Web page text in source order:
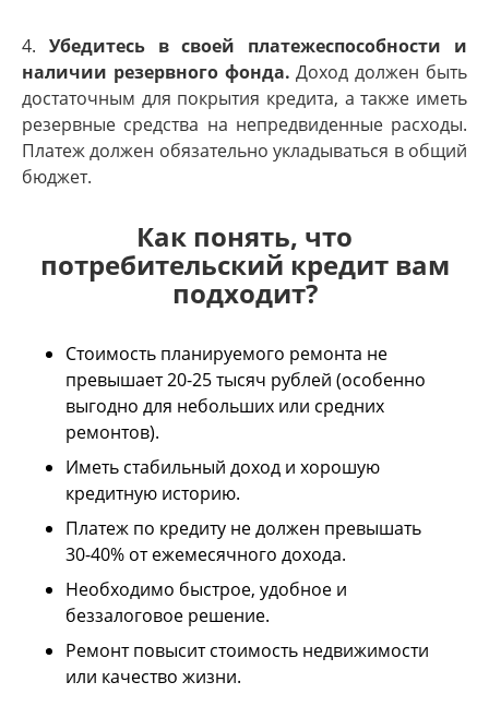
4. Убедитесь в своей платежеспособности и
наличии резервного фонда. Доход должен быть
достаточным для покрытия кредита, а также иметь
резервные средства на непредвиденные расходы.
Платеж должен обязательно укладываться в общий
бюджет.
Как понять, что
потребительский кредит вам
подходит?
Стоимость планируемого ремонта не
превышает 20-25 тысяч рублей (особенно
выгодно для небольших или средних
ремонтов).
Иметь стабильный доход и хорошую
кредитную историю.
Платеж по кредиту не должен превышать
30-40% от ежемесячного дохода.
Необходимо быстрое, удобное и
беззалоговое решение.
Ремонт повысит стоимость недвижимости
или качество жизни.